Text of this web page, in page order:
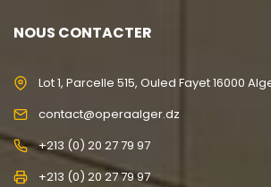
NOUS CONTACTER
Lot 1, Parcelle 515, Ouled Fayet 16000
contact@operaalger.dz
+213 (0) 20 27 79 97
+213 (0) 20 27 79 97